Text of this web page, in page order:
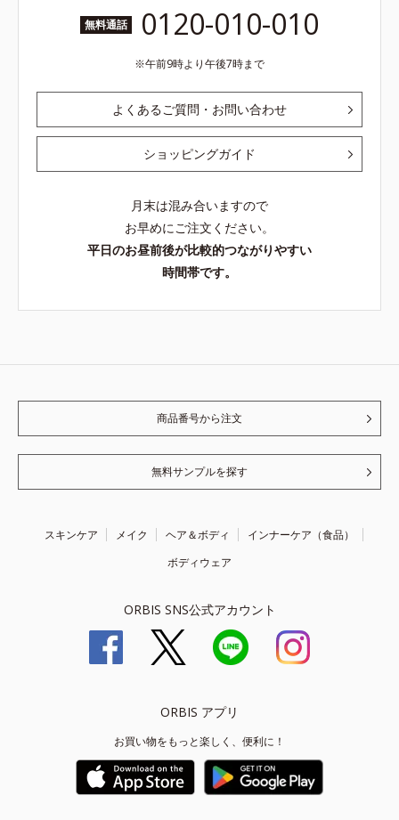
無料通話 0120-010-010
午前9時より午後7時まで
よくあるご質問・お問い合わせ
ショッピングガイド
月末は混み合いますので
お早めにご注文ください。
平日のお昼前後が比較的つながりやすい
時間帯です。
商品番号から注文
無料サンプルを探す
スキンケア メイク ヘア＆ボディ
インナーケア（食品）
ボディウェア
ORBIS SNS公式アカウント
ORBIS アプリ
お買い物をもっと楽しく、便利に！